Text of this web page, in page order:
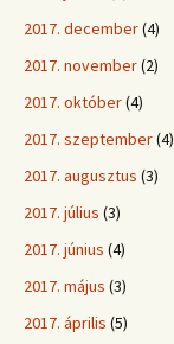
2017. december(4)
2017. november(2)
2017. október(4)
2017. szeptember(4)
2017. augusztus (3)
2017. július (3)
2017. június (4)
2017. május (3)
2017. április (5)